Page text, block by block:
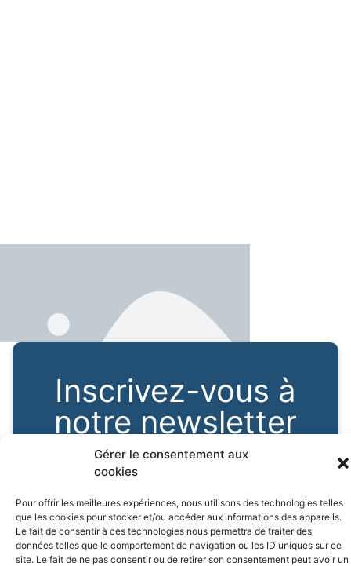
Gérer le consentement aux
cookies
Pour offrir les meilleures expériences, nous utilisons des technologies telles
que les cookies pour stocker et/ou accéder aux informations des appareils.
Le fait de consentir à ces technologies nous permettra de traiter des
données telles que le comportement de navigation ou les ID uniques sur ce
site. Le fait de ne pas consentir ou de retirer son consentement peut avoir un
Inscrivez-vous à
notre newsletter
J'ai lu et accepte la politique de confidentialité de Open-s